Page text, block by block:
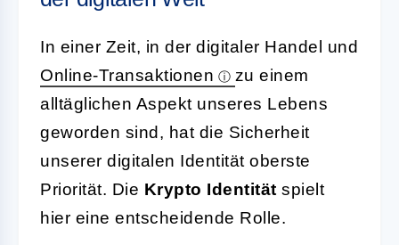
In einer Zeit, in der digitaler Handel und
Online-Transaktionen
zu einem
alltäglichen Aspekt unseres Lebens
geworden sind, hat die Sicherheit
unserer digitalen Identität oberste
Priorität. Die Krypto Identität spielt
hier eine entscheidende Rolle.